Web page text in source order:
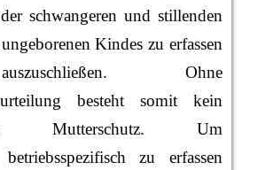
schwangeren und stillenden
Kindes zu erfassen
Ohne
besteht somit kein
Mutterschutz. Um
zu erfassen